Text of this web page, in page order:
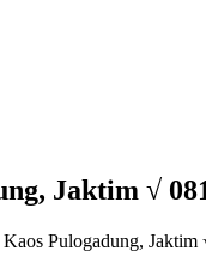
Jaktim √
Pulogadung, Jaktim